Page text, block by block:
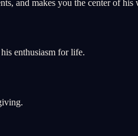
and makes you the center of his
enthusiasm for life.